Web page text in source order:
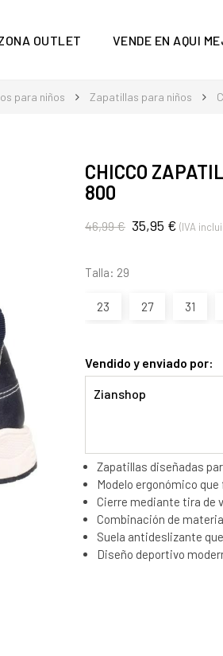
Aquí Mejor
OUTLET VENDE EN AQUI
para niños Zapatillas para niños
CHICCO
800
46,99 € 35,95 € (IVA
Talla: 29
23 27 31
Vendido y enviado por:
Zianshop
Zapatillas diseñadas
Modelo ergonómico
Cierre mediante tira de
Combinación de
Suela antideslizante
Diseño deportivo